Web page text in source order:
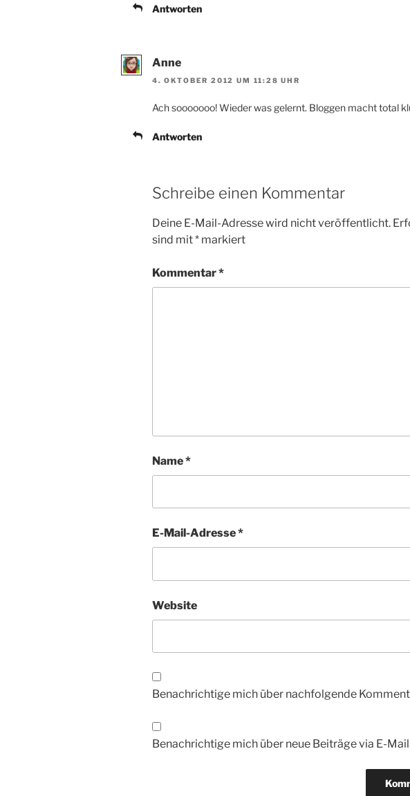
Antworten
Anne
4. OKTOBER 2012 UM 11:28 UHR
Ach sooooooo! Wieder was gelernt. Bloggen macht total
Antworten
Schreibe einen Kommentar
Deine E-Mail-Adresse wird nicht veröffentlicht.
sind mit* markiert
Kommentar*
Name*
E-Mail-Adresse*
Website
Benachrichtige mich über nachfolgende
Benachrichtige mich über neue Beiträge via E-